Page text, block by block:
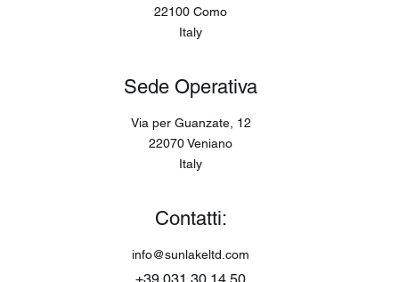
22100 Como
Italy
Sede Operativa
Via per Guanzate, 12
22070 Veniano
Italy
Contatti:
info@sunlakeltd.com